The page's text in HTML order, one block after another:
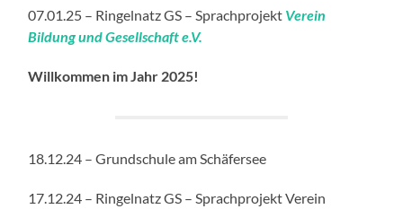
07.01.25 – Ringelnatz GS – Sprachprojekt Verein
Bildung und Gesellschaft e.V.
Willkommen im Jahr 2025!
18.12.24 – Grundschule am Schäfersee
17.12.24 – Ringelnatz GS – Sprachprojekt Verein